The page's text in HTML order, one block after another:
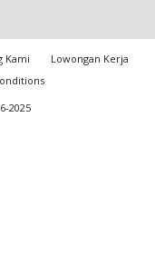
Kami
Lowongan Kerja
2025